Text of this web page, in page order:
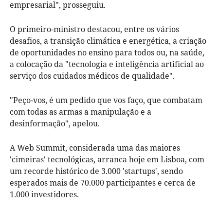
empresarial", prosseguiu.
O primeiro-ministro destacou, entre os vários
desafios, a transição climática e energética, a criação
de oportunidades no ensino para todos ou, na saúde,
a colocação da "tecnologia e inteligência artificial ao
serviço dos cuidados médicos de qualidade".
"Peço-vos, é um pedido que vos faço, que combatam
com todas as armas a manipulação e a
desinformação", apelou.
A Web Summit, considerada uma das maiores
'cimeiras' tecnológicas, arranca hoje em Lisboa, com
um recorde histórico de 3.000 'startups', sendo
esperados mais de 70.000 participantes e cerca de
1.000 investidores.